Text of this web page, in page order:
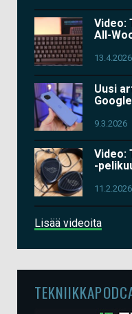
Video:
All-
13.4.2026
Uusi
9.3.2026
Video:
-
11.2.2026
Lisää videoita